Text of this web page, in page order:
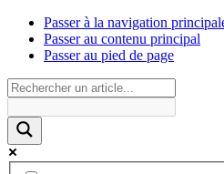
Passer à la navigation
Passer au contenu principal
Passer au pied de page